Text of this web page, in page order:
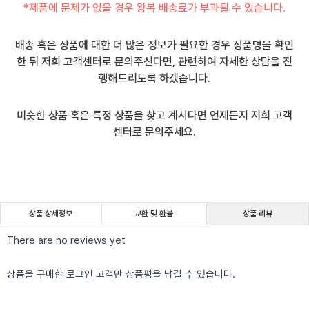
*제품에 문제가 없을 경우 왕복 배송료가 부과될 수 있습니다.
배송 혹은 상품에 대한 더 많은 정보가 필요한 경우 상품명을 확인
한 뒤 저희 고객센터로 문의주신다면, 관련하여 자세한 상담을 진
행해드리도록 하겠습니다.
비슷한 상품 혹은 특정 상품을 찾고 계시다면 언제든지 저희 고객
센터로 문의주세요.
상품 상세정보 교환 및 환불 상품 리뷰
There are no reviews yet
상품을 구매한 로그인 고객만 상품평을 남길 수 있습니다.